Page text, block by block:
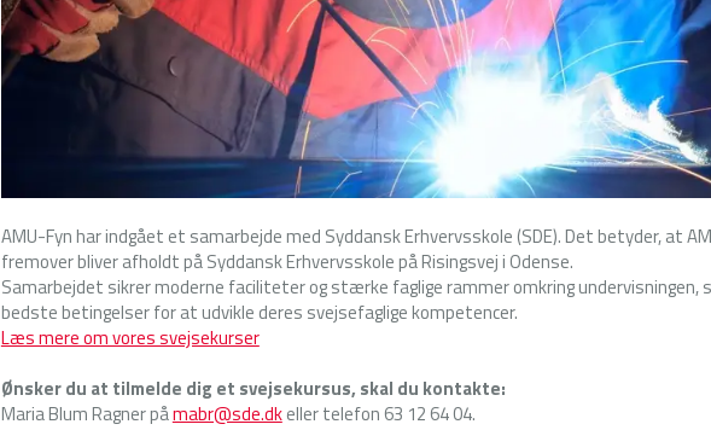
AMU-Fyn har indgået et samarbejde med Syddansk Erhvervsskole (SDE). Det betyder, at
fremover bliver afholdt på Syddansk Erhvervsskole på Risingsvej i Odense.
Samarbejdet sikrer moderne faciliteter og stærke faglige rammer omkring undervisningen,
bedste betingelser for at udvikle deres svejsefaglige kompetencer.
Læs mere om vores svejsekurser
Ønsker du at tilmelde dig et svejsekursus, skal du kontakte:
Maria Blum Ragner påmabr@sde.dkeller telefon 63 12 64 04.